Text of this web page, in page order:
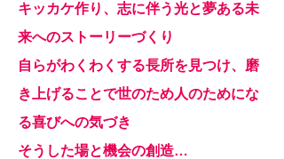
キッカケ作り、志に伴う光と夢ある未
来へのストーリーづくり
自らがわくわくする長所を見つけ、磨
き上げることで世のため人のためにな
る喜びへの気づき
そうした場と機会の創造…